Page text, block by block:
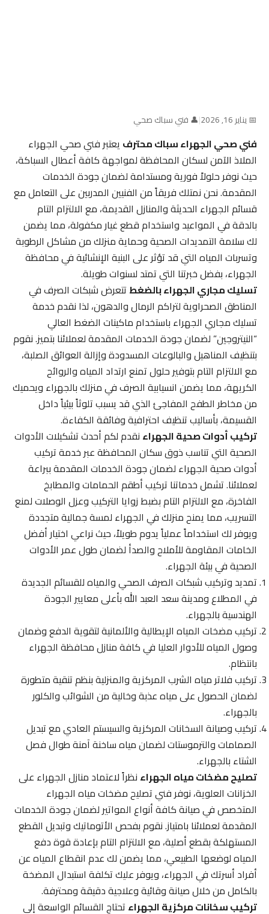
📅 يناير 16, 2026 |👤 فني سباك صحي
فني صحي الجهراء سباك محترفيعتبر فني صحي الجهراء
الملاذ الآمن لسكان المحافظة لمواجهة كافة أعطال السباكة،
حيث نوفر حلولاً فورية ومستدامة لضمان جودة الخدمات
المقدمة. نحن نمتلك فريقاً من الفنيين المدربين على التعامل مع
قسائم الجهراء الحديثة والمنازل القديمة، مع الالتزام التام
بالدقة في المواعيد واستخدام قطع غيار مكفولة، مما يضمن
لك سلامة التمديدات الصحية وحماية منزلك من مشاكل الرطوبة
وتسربات المياه التي قد تؤثر على البنية الإنشائية في محافظة
الجهراء، بفضل خبرتنا التي تمتد لسنوات طويلة.
تسليك مجاري الجهراء بالضغطتتعرض شبكات الصرف في
المناطق الصحراوية لتراكم الرمال والدهون، لذا نقدم خدمة
تسليك مجاري الجهراء باستخدام ماكينات الضغط العالي
“النيتروجين” لضمان جودة الخدمات المقدمة لعملائنا بتميز. نقوم
بتنظيف المناهيل والبالوعات المسدودة وإزالة العوائق الصلبة،
مع الالتزام التام بتوفير حلول تمنع ارتداد المياه والروائح
الكريهة، مما يضمن انسيابية الصرف في منزلك بالجهراء ويحميك
من مخاطر الطفح المفاجئ الذي قد يسبب تلوثاً بيئياً داخل
القسيمة، بأساليب تنظيف احترافية وفائقة الكفاءة.
تركيب أدوات صحية الجهراءنقدم لكم أحدث تشكيلات الأدوات
الصحية التي تناسب ذوق سكان المحافظة عبر خدمة تركيب
أدوات صحية الجهراء لضمان جودة الخدمات المقدمة ببراعة
لعملائنا. تشمل خدماتنا تركيب أطقم الحمامات والمطابخ
الفاخرة، مع الالتزام التام بضبط زوايا التركيب وعزل الوصلات لمنع
التسريب، مما يمنح منزلك في الجهراء لمسة جمالية متجددة
ويوفر لك استخداماً عملياً يدوم طويلاً، حيث نراعي اختيار أفضل
الخامات المقاومة للأملاح والصدأ لضمان طول عمر الأدوات
الصحية في بيئة الجهراء.
تمديد وتركيب شبكات الصرف الصحي والمياه للقسائم الجديدة
في المطلاع ومدينة سعد العبد الله بأعلى معايير الجودة
الهندسية بالجهراء.
تركيب مضخات المياه الإيطالية والألمانية لتقوية الدفع وضمان
وصول المياه للأدوار العليا في كافة منازل محافظة الجهراء
بانتظام.
تركيب فلاتر مياه الشرب المركزية والمنزلية بنظم تنقية متطورة
لضمان الحصول على مياه عذبة وخالية من الشوائب والكلور
بالجهراء.
تركيب وصيانة السخانات المركزية والسيستم العادي مع تبديل
الصمامات والترموستات لضمان مياه ساخنة آمنة طوال فصل
الشتاء بالجهراء.
تصليح مضخات مياه الجهراءنظراً لاعتماد منازل الجهراء على
الخزانات العلوية، نوفر فني تصليح مضخات مياه الجهراء
المتخصص في صيانة كافة أنواع المواتير لضمان جودة الخدمات
المقدمة لعملائنا بامتياز. نقوم بفحص الأتوماتيك وتبديل القطع
المستهلكة بقطع أصلية، مع الالتزام التام بإعادة قوة دفع
المياه لوضعها الطبيعي، مما يضمن لك عدم انقطاع المياه عن
أفراد أسرتك في الجهراء، ويوفر عليك تكلفة استبدال المضخة
بالكامل من خلال صيانة وقائية وعلاجية دقيقة ومحترفة.
تركيب سخانات مركزية الجهراءتحتاج القسائم الواسعة إلى